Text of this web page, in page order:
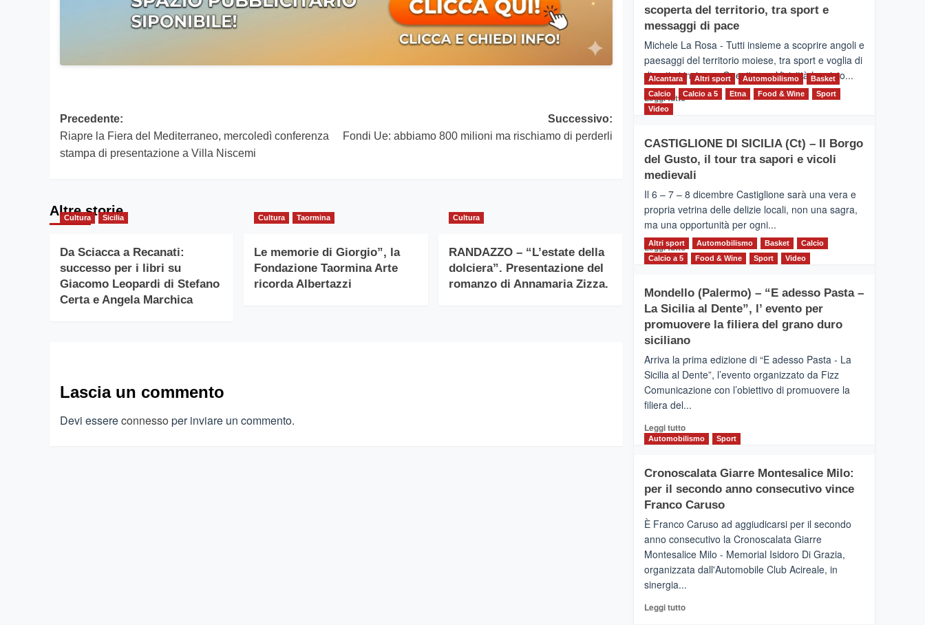
Navigazione
articolo
Precedente:
Riapre la Fiera del Mediterraneo, mercoledì conferenza
stampa di presentazione a Villa Niscemi
Successivo:
Fondi Ue: abbiamo 800 milioni ma rischiamo di perderli
Altre storie
Cultura Sicilia
Da Sciacca a Recanati:
successo per i libri su
Giacomo Leopardi di Stefano
Certa e Angela Marchica
Cultura Taormina
Le memorie di Giorgio”, la
Fondazione Taormina Arte
ricorda Albertazzi
Cultura
RANDAZZO – “L’estate della
dolciera”. Presentazione del
romanzo di Annamaria Zizza.
Lascia un commento
Devi essereconnesso per inviare un commento.
la
Supermaratona
scoperta del territorio, tra sport e
messaggi di pace
Michele La Rosa - Tutti insieme a scoprire angoli e
paesaggi del territorio moiese, tra sport e voglia di
divertirsi insieme. Quest'anno Vivicittà ha visto...
Leggi tuttoLeggi
MOIO
ALCANTARA
–
alla
scoperta
del
territorio,
tra
sport
messaggi
di
Alcantara Altri sport Automobilismo
Basket
Calcio
Calcio a 5 Etna Food & Wine
Sport
Video
CASTIGLIONE DI SICILIA (Ct) – Il Borgo
del Gusto, il tour tra sapori e vicoli
medievali
Il 6 – 7 – 8 dicembre Castiglione sarà una vera e
propria vetrina delle delizie locali, non una sagra,
ma una opportunità per ogni...
Leggi tuttoLeggi
CASTIGLIONE
DI
SICILIA
(Ct)
Il
Borgo
del
tour
tra
vicoli
medievali
Altri sport Automobilismo Basket
Calcio
Calcio a 5
Food & Wine Sport Video
Mondello (Palermo) – “E adesso Pasta –
La Sicilia al Dente”, l’ evento per
promuovere la filiera del grano duro
siciliano
Arriva la prima edizione di “E adesso Pasta - La
Sicilia al Dente”, l’evento organizzato da Fizz
Comunicazione con l’obiettivo di promuovere la
filiera del...
Leggi tuttoLeggi
di
Mondello
(Palermo)
–
adesso
Pasta
–
La
Dente”,
Automobilismo Sport
Cronoscalata Giarre Montesalice Milo:
per il secondo anno consecutivo vince
Franco Caruso
È Franco Caruso ad aggiudicarsi per il secondo
anno consecutivo la Cronoscalata Giarre
Montesalice Milo - Memorial Isidoro Di Grazia,
organizzata dall'Automobile Club Acireale, in
sinergia...
Leggi tuttoLeggi